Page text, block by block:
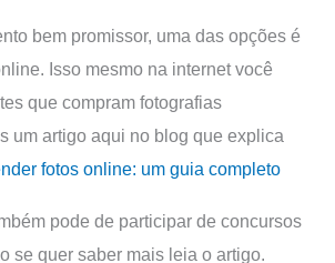
bem promissor, uma das opções é
Isso mesmo na internet você
que compram fotografias
um artigo aqui no blog que explica
fotos online: um guia completo
pode de participar de concursos
se quer saber mais leia o artigo.